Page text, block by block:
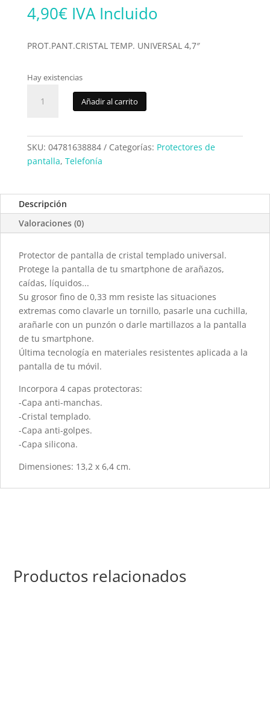
4,90€ IVA Incluido
PROT.PANT.CRISTAL TEMP. UNIVERSAL 4,7″
Hay existencias
pant.
Universal
4,7"
Añadir al carrito
SKU: 04781638884 Categorías: Protectores de
pantalla, Telefonía
Descripción
Valoraciones (0)
Protector de pantalla de cristal templado universal.
Protege la pantalla de tu smartphone de arañazos,
caídas, líquidos...
Su grosor fino de 0,33 mm resiste las situaciones
extremas como clavarle un tornillo, pasarle una cuchilla,
arañarle con un punzón o darle martillazos a la pantalla
de tu smartphone.
Última tecnología en materiales resistentes aplicada a la
pantalla de tu móvil.
Incorpora 4 capas protectoras:
-Capa anti-manchas.
-Cristal templado.
-Capa anti-golpes.
-Capa silicona.
Dimensiones: 13,2 x 6,4 cm.
Productos relacionados